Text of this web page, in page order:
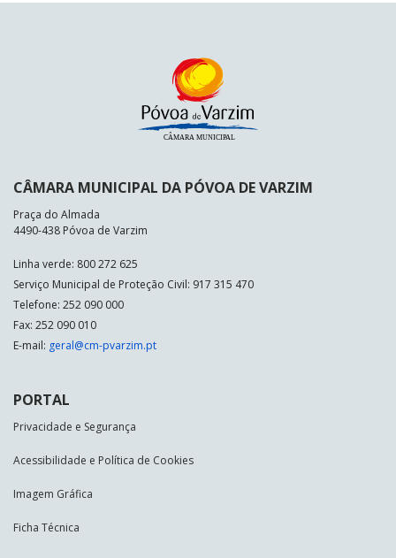
CÂMARA MUNICIPAL DA PÓVOA DE VARZIM
Praça do Almada
4490-438 Póvoa de Varzim
Linha verde: 800 272 625
Serviço Municipal de Proteção Civil: 917 315 470
Telefone: 252 090 000
Fax: 252 090 010
E-mail: geral@cm-pvarzim.pt
PORTAL
Privacidade e Segurança
Acessibilidade e Política de Cookies
Imagem Gráfica
Ficha Técnica